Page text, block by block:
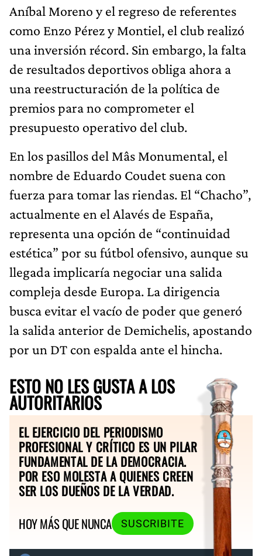
Aníbal Moreno y el regreso de referentes
como Enzo Pérez y Montiel, el club realizó
una inversión récord. Sin embargo, la falta
de resultados deportivos obliga ahora a
una reestructuración de la política de
premios para no comprometer el
presupuesto operativo del club.
En los pasillos del Mâs Monumental, el
nombre de Eduardo Coudet suena con
fuerza para tomar las riendas. El “Chacho”,
actualmente en el Alavés de España,
representa una opción de “continuidad
estética” por su fútbol ofensivo, aunque su
llegada implicaría negociar una salida
compleja desde Europa. La dirigencia
busca evitar el vacío de poder que generó
la salida anterior de Demichelis, apostando
por un DT con espalda ante el hincha.
ESTO NO LES GUSTA A LOS
AUTORITARIOS
EL EJERCICIO DEL PERIODISMO
PROFESIONAL Y CRÍTICO ES UN PILAR
FUNDAMENTAL DE LA DEMOCRACIA.
POR ESO MOLESTA A QUIENES CREEN
SER LOS DUEÑOS DE LA VERDAD.
HOY MÁS QUE NUNCA
SUSCRIBITE